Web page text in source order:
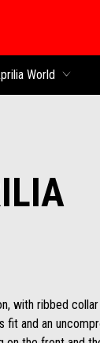
World
with ribbed collar
fit and an